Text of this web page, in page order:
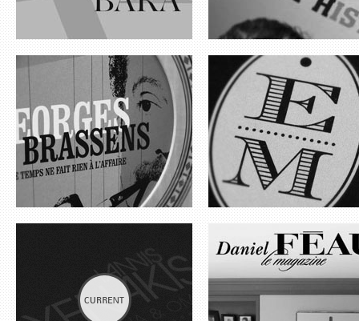
IANNIS XENAKIS FÉAU MAGAZINE